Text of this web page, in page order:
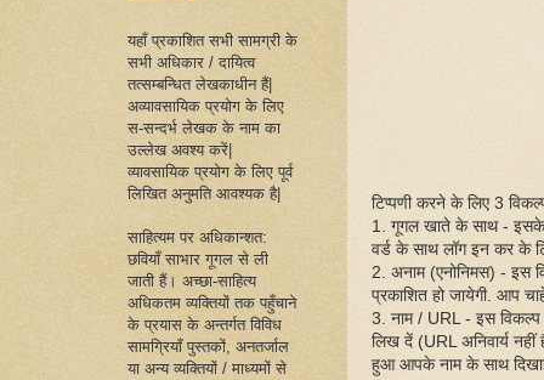
टिप्पणी करने के लिए 3
1. गूगल खाते के साथ -
वर्ड के साथ लॉग इन कर के
2. अनाम (एनोनिमस) - इस
प्रकाशित हो जायेगी. आप
3. नाम / URL - इस
लिख दें (URL अनिवार्य
हुआ आपके नाम के साथ
यहाँ प्रकाशित सभी सामग्री के
सभी अधिकार / दायित्व
तत्सम्बन्धित लेखकाधीन हैं|
अव्यावसायिक प्रयोग के लिए
स-सन्दर्भ लेखक के नाम का
उल्लेख अवश्य करें|
व्यावसायिक प्रयोग के लिए पूर्व
लिखित अनुमति आवश्यक है|
साहित्यम पर अधिकान्शत:
छवियाँ साभार गूगल से ली
जाती हैं। अच्छा-साहित्य
अधिकतम व्यक्तियों तक पहुँचाने
के प्रयास के अन्तर्गत विविध
सामग्रियाँ पुस्तकों, अनतर्जाल
या अन्य व्यक्तियों / माध्यमों से